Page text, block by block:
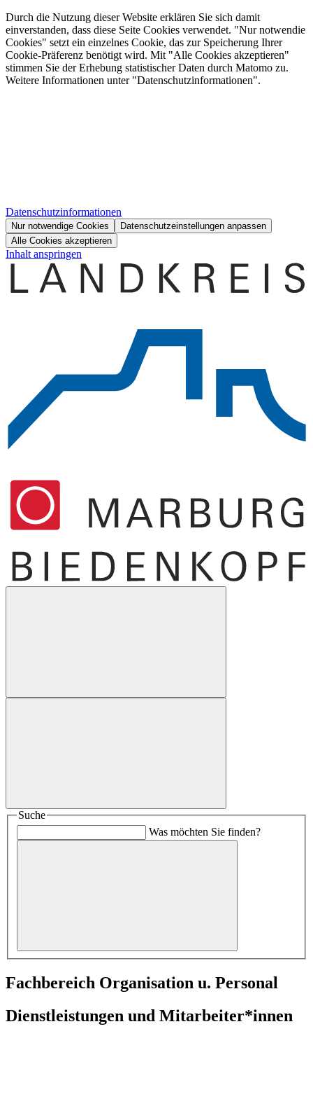
Durch die Nutzung dieser Website erklären Sie sich damit
einverstanden, dass diese Seite Cookies verwendet. "Nur notwendie
Cookies" setzt ein einzelnes Cookie, das zur Speicherung Ihrer
Cookie-Präferenz benötigt wird. Mit "Alle Cookies akzeptieren"
stimmen Sie der Erhebung statistischer Daten durch Matomo zu.
Weitere Informationen unter "Datenschutzinformationen".
Datenschutzinformationen
Nur notwendige Cookies
Datenschutzeinstellungen anpassen
Alle Cookies akzeptieren
Inhalt anspringen
Suche
Was möchten Sie finden?
Fachbereich Organisation u. Personal
Dienstleistungen und Mitarbeiter*innen